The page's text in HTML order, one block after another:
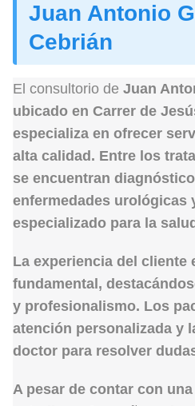
Juan Antonio
Cebrián
El consultorio de Juan
ubicado en Carrer de
especializa en ofrecer
alta calidad. Entre los
se encuentran
enfermedades urológicas
especializado para la
La experiencia del cliente
fundamental,
y profesionalismo. Los
atención personalizada y
doctor para resolver
A pesar de contar con